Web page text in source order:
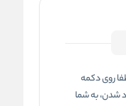
روی دکمه
شدن، به شما